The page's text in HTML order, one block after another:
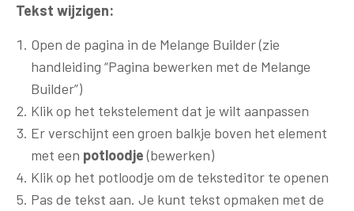
Tekst wijzigen:
Open de pagina in de Melange Builder (zie
handleiding “Pagina bewerken met de Melange
Builder”)
Klik op het tekstelement dat je wilt aanpassen
Er verschijnt een groen balkje boven het element
met een potloodje(bewerken)
Klik op het potloodje om de teksteditor te openen
Pas de tekst aan. Je kunt tekst opmaken met de